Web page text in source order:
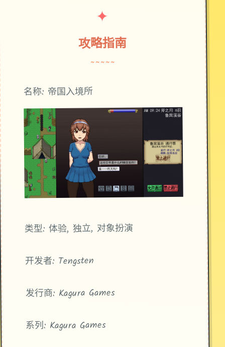
✦
攻略指南
~~~~~
名称: 帝国入境所
类型: 体验, 独立, 对象扮演
开发者: Tengsten
发行商: Kagura Games
系列: Kagura Games